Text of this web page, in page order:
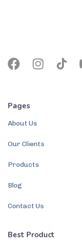
Pages
About Us
Our Clients
Products
Blog
Contact Us
Best Product